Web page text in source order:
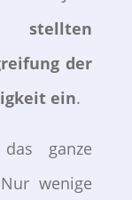
stellten
der
ein.
ganze
wenige